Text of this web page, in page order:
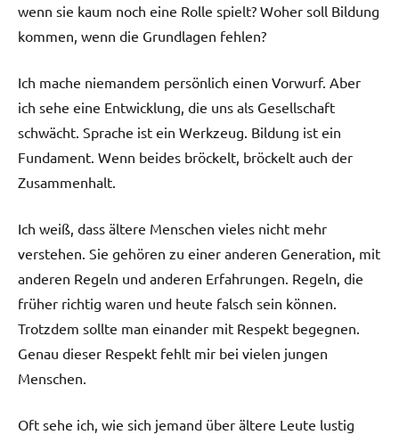
wenn sie kaum noch eine Rolle spielt? Woher soll Bildung
kommen, wenn die Grundlagen fehlen?
Ich mache niemandem persönlich einen Vorwurf. Aber
ich sehe eine Entwicklung, die uns als Gesellschaft
schwächt. Sprache ist ein Werkzeug. Bildung ist ein
Fundament. Wenn beides bröckelt, bröckelt auch der
Zusammenhalt.
Ich weiß, dass ältere Menschen vieles nicht mehr
verstehen. Sie gehören zu einer anderen Generation, mit
anderen Regeln und anderen Erfahrungen. Regeln, die
früher richtig waren und heute falsch sein können.
Trotzdem sollte man einander mit Respekt begegnen.
Genau dieser Respekt fehlt mir bei vielen jungen
Menschen.
Oft sehe ich, wie sich jemand über ältere Leute lustig